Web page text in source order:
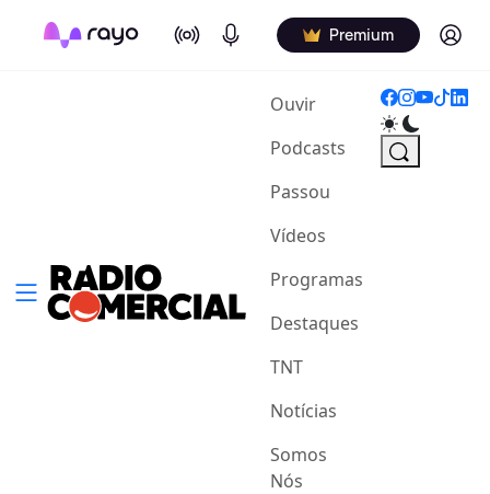
On Air Podcasts Premium Log in
Ouvir(current)
Podcasts
Passou
Vídeos
Programas
Destaques
TNT
Notícias
Somos
Nós